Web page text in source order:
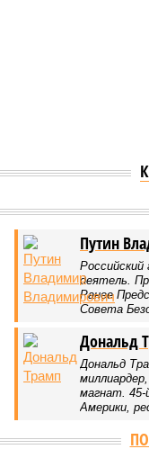
Путин
Российский
деятель.
Ранее
Совета
Дональд
Дональд
магнат.
Америки,